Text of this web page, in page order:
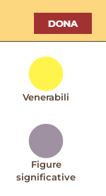
Venerabili
Figure
significative